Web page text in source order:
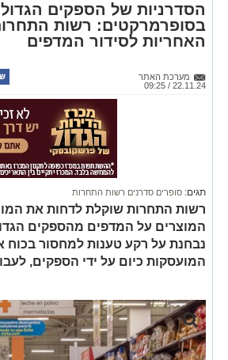
הסדרניות של הספקים
בסופרמרקטים: רשות
האחריות לסידור המדפים
מערכת האתר
22.11.24 / 09:25
תגים: סופרים סדרנים רשות התחרות
רשות התחרות שוקלת לדחות את
המוצרים על המדפים מהספקים
נבחנת על רקע טענות למחסור בכוח
המועסקות כיום על ידי הספקים,